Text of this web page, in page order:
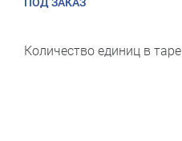
Количество единиц в таре